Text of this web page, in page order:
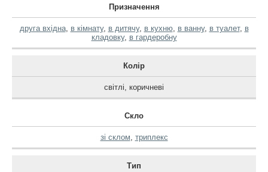
Призначення
друга вхідна, в кімнату, в дитячу, в кухню, в ванну, в туалет, в
кладовку, в гардеробну
Колір
світлі, коричневі
Скло
зі склом, триплекс
Тип